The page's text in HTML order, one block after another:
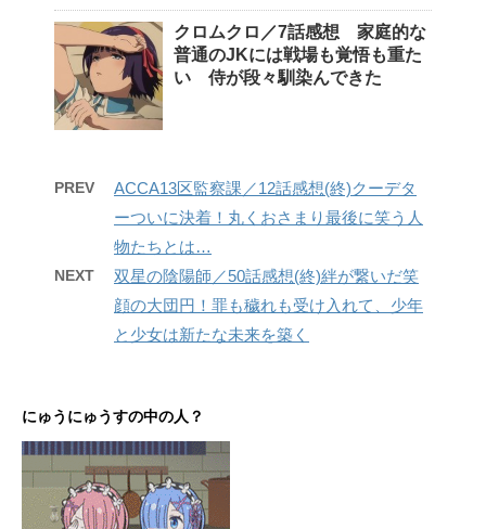
クロムクロ／7話感想 家庭的な
普通のJKには戦場も覚悟も重た
い 侍が段々馴染んできた
PREV
ACCA13区監察課／12話感想(終)クーデタ
ーついに決着！丸くおさまり最後に笑う人
物たちとは…
NEXT
双星の陰陽師／50話感想(終)絆が繋いだ笑
顔の大団円！罪も穢れも受け入れて、少年
と少女は新たな未来を築く
にゅうにゅうすの中の人？